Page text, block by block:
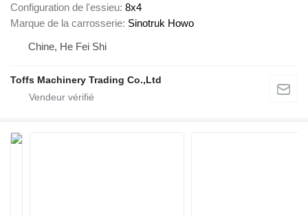
Configuration de l'essieu 8x4
Marque de la carrosserie Sinotruk Howo
Chine, He Fei Shi
Toffs Machinery Trading Co.,Ltd